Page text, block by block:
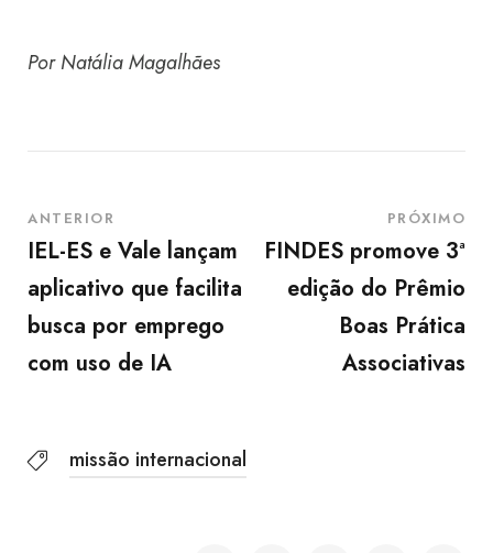
Por Natália Magalhães
ANTERIOR
IEL-ES e Vale lançam
aplicativo que facilita
busca por emprego
com uso de IA
PRÓXIMO
FINDES promove 3ª
edição do Prêmio
Boas Prática
Associativas
missão internacional